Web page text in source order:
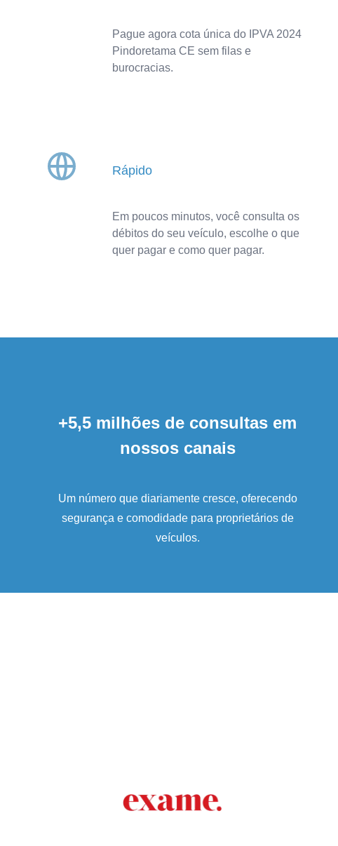
Pague agora cota única do IPVA 2024
Pindoretama CE sem filas e
burocracias.
Rápido
Em poucos minutos, você consulta os
débitos do seu veículo, escolhe o que
quer pagar e como quer pagar.
+5,5 milhões de consultas em
nossos canais
Um número que diariamente cresce, oferecendo
segurança e comodidade para proprietários de
veículos.